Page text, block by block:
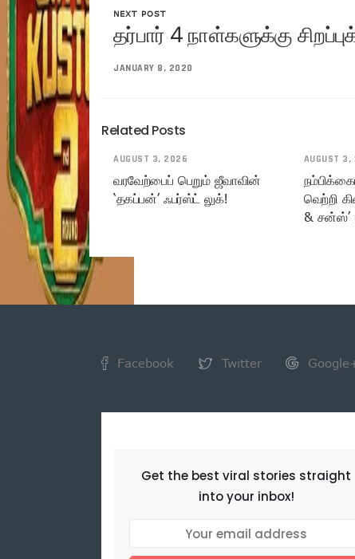
NEXT POST
தர்பார் 4 நாள்களுக்கு
JANUARY 8, 2020
Related Posts
AUGUST 3, 2026
வரவேற்பைப் பெறும் ஜீவாவின்
‘தகப்பன்’ ஃபர்ஸ்ட் லுக்!
AUGUST
வெற்றி
& சன்ஸ்’
Facebook Twitter
Get the best viral stories straight
into your inbox!